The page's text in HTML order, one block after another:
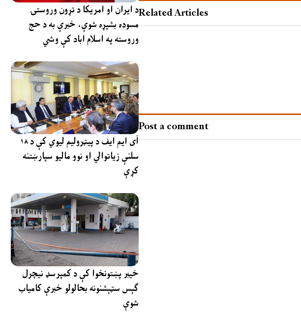
د ایران او امریکا د تړون وروستۍ
مسوده بشپړه شوې، خبرې به د حج
وروسته په اسلام اباد کې وشي
آی ایم ایف د پیټرولیم لیوي کې د ۱۸
سلنې زیاتوالي او نوو مالیو سپارښتنه
کړې
خیبر پښتونخوا کې د کمپرسډ نیچرل
ګېس سټېشنونه بحالولو خبرې کامیاب
شوې
Related Articles
Post a comment